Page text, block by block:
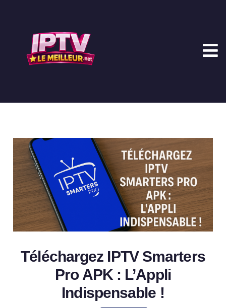
Téléchargez IPTV Smarters
Pro APK : L’Appli
Indispensable !